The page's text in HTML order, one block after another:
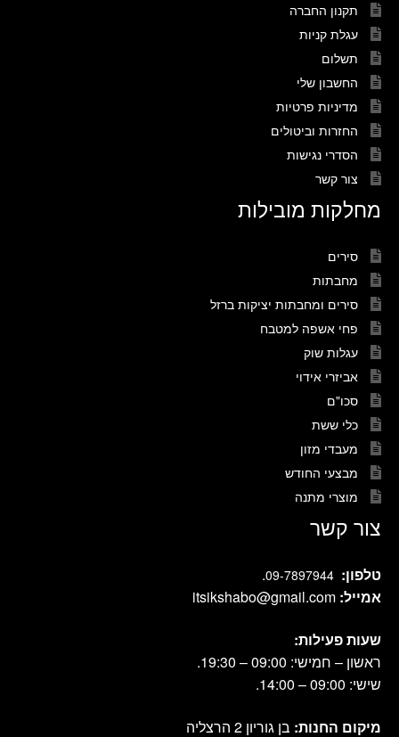
תקנון החברה
עגלת קניות
תשלום
החשבון שלי
מדיניות פרטיות
החזרות וביטולים
הסדרי נגישות
צור קשר
מחלקות מובילות
סירים
מחבתות
סירים ומחבתות יציקות ברזל
פחי אשפה למטבח
עגלות שוק
אביזרי אידוי
סכו"ם
כלי ששת
מעבדי מזון
מבצעי החודש
מוצרי מתנה
צור קשר
טלפון: 09-7897944
.
אמייל: itsikshabo@gmail.com
שעות פעילות:
ראשון – חמישי: 09:00 – 19:30.
שישי: 09:00 – 14:00.
מיקום החנות: בן גוריון 2 הרצליה